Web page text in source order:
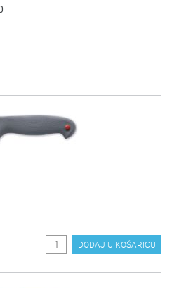
DODAJ U KOŠARICU